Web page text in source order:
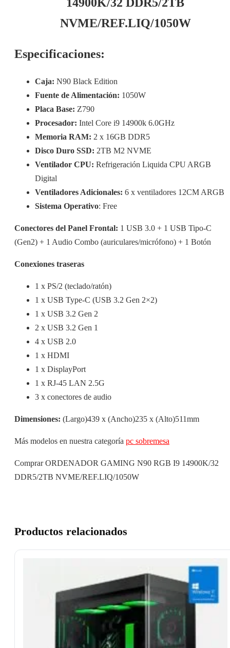
14900K/32 DDR5/2TB
NVME/REF.LIQ/1050W
Especificaciones:
Caja: N90 Black Edition
Fuente de Alimentación: 1050W
Placa Base: Z790
Procesador: Intel Core i9 14900k 6.0GHz
Memoria RAM: 2 x 16GB DDR5
Disco Duro SSD: 2TB M2 NVME
Ventilador CPU: Refrigeración Liquida CPU ARGB
Digital
Ventiladores Adicionales: 6 x ventiladores 12CM ARGB
Sistema Operativo: Free
Conectores del Panel Frontal: 1 USB 3.0 + 1 USB Tipo-C
(Gen2) + 1 Audio Combo (auriculares/micrófono) + 1 Botón
Conexiones traseras
1 x PS/2 (teclado/ratón)
1 x USB Type-C (USB 3.2 Gen 2×2)
1 x USB 3.2 Gen 2
2 x USB 3.2 Gen 1
4 x USB 2.0
1 x HDMI
1 x DisplayPort
1 x RJ-45 LAN 2.5G
3 x conectores de audio
Dimensiones: (Largo)439 x (Ancho)235 x (Alto)511mm
Más modelos en nuestra categoría pc sobremesa
Comprar ORDENADOR GAMING N90 RGB I9 14900K/32
DDR5/2TB NVME/REF.LIQ/1050W
Productos relacionados